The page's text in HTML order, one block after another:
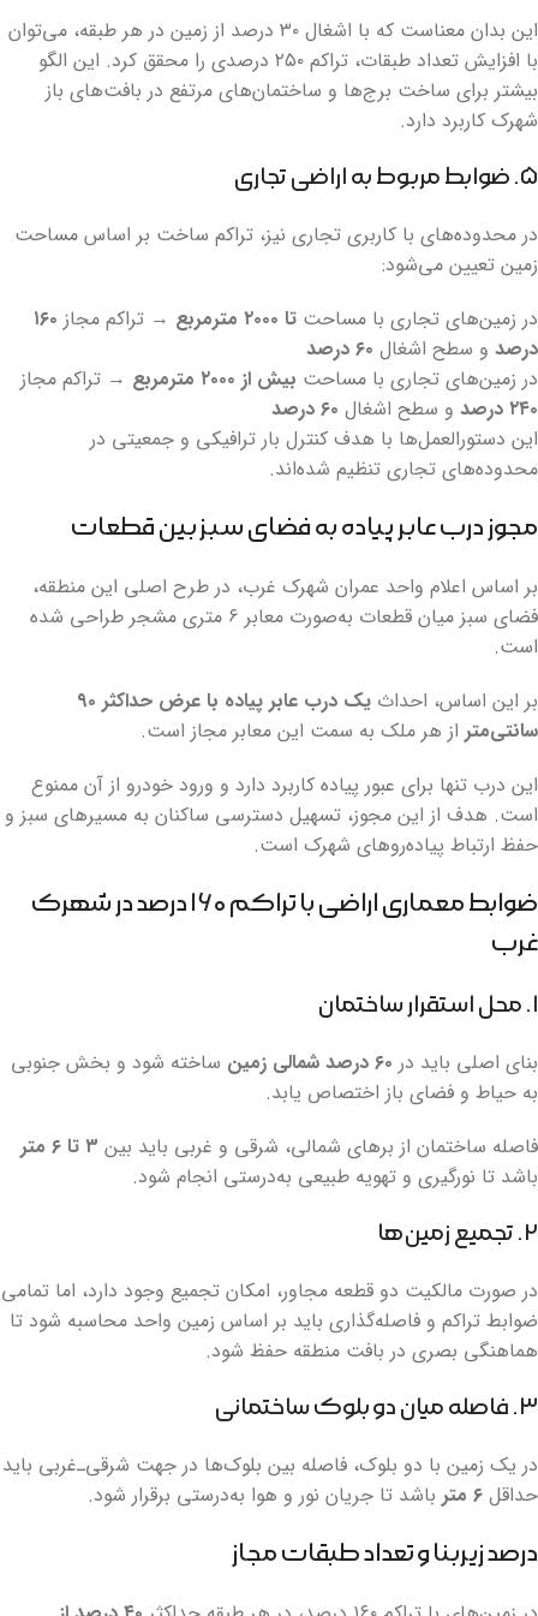
این بدان معناست که با اشغال ۳۰ درصد از زمین در هر طبقه، می‌توان
با افزایش تعداد طبقات، تراکم ۲۵۰ درصدی را محقق کرد. این الگو
بیشتر برای ساخت برج‌ها و ساختمان‌های مرتفع در بافت‌های باز
شهرک کاربرد دارد.
۵. ضوابط مربوط به اراضی تجاری
در محدوده‌های با کاربری تجاری نیز، تراکم ساخت بر اساس مساحت
زمین تعیین می‌شود:
در زمین‌های تجاری با مساحت تا ۲۰۰۰ مترمربع → تراکم مجاز ۱۶۰
درصد و سطح اشغال ۶۰ درصد
در زمین‌های تجاری با مساحت بیش از ۲۰۰۰ مترمربع
→ تراکم مجاز
۲۴۰ درصد
و سطح اشغال ۶۰ درصد
این دستورالعمل‌ها با هدف کنترل بار ترافیکی و جمعیتی در
محدوده‌های تجاری تنظیم شده‌اند.
مجوز درب عابر پیاده به فضای سبز بین قطعات
بر اساس اعلام واحد عمران شهرک غرب، در طرح اصلی این منطقه،
فضای سبز میان قطعات به‌صورت معابر ۶ متری مشجر طراحی شده
است.
بر این اساس، احداث
یک درب عابر پیاده با عرض حداکثر ۹۰
سانتی‌متر از هر ملک به سمت این معابر مجاز است.
این درب تنها برای عبور پیاده کاربرد دارد و ورود خودرو از آن ممنوع
است. هدف از این مجوز، تسهیل دسترسی ساکنان به مسیرهای سبز و
حفظ ارتباط پیاده‌روهای شهرک است.
ضوابط معماری اراضی با تراکم ۱۶۰ درصد در شهرک
غرب
۱. محل استقرار ساختمان
بنای اصلی باید در ۶۰ درصد شمالی زمین
ساخته شود و بخش جنوبی
به حیاط و فضای باز اختصاص یابد.
فاصله ساختمان از برهای شمالی، شرقی و غربی باید بین ۳ تا ۶ متر
باشد تا نورگیری و تهویه طبیعی به‌درستی انجام شود.
۲. تجمیع زمین‌ها
در صورت مالکیت دو قطعه مجاور، امکان تجمیع وجود دارد، اما تمامی
ضوابط تراکم و فاصله‌گذاری باید بر اساس زمین واحد محاسبه شود تا
هماهنگی بصری در بافت منطقه حفظ شود.
۳. فاصله میان دو بلوک ساختمانی
در یک زمین با دو بلوک، فاصله بین بلوک‌ها در جهت شرقی‌ـ‌غربی باید
حداقل ۶ متر باشد تا جریان نور و هوا به‌درستی برقرار شود.
درصد زیربنا و تعداد طبقات مجاز